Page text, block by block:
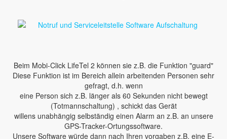
Beim Mobi-Click LifeTel 2 können sie z.B. die Funktion "guard"
Diese Funktion ist im Bereich allein arbeitenden Personen sehr
gefragt, d.h. wenn
eine Person sich z.B. länger als 60 Sekunden nicht bewegt
(Totmannschaltung) , schickt das Gerät
willens unabhängig selbständig einen Alarm an z.B. an unsere
GPS-Tracker-Ortungssoftware.
Unsere Software würde dann nach Ihren vorgaben z.B. eine E-